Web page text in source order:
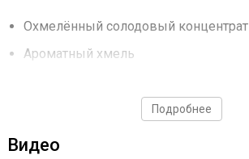
Охмелённый солодовый концентрат
Ароматный хмель
Инструкция по приготовлениюздесь
Подробнее
Видео